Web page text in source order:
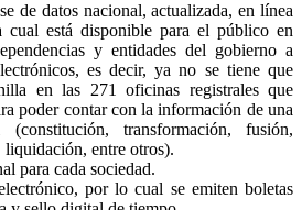
de datos nacional, actualizada, en línea
está disponible para el público en
y entidades del gobierno a
es decir, ya no se tiene que
en las 271 oficinas registrales que
poder contar con la información de una
(constitución, transformación, fusión,
entre otros).
para cada sociedad.
por lo cual se emiten boletas